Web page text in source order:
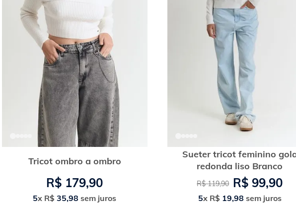
Tricot ombro a ombro
R$ 179,90
5x R$ 35,98 sem juros
Sueter tricot feminino
redonda liso Branco
R$ 119,90 R$ 99,90
5x R$ 19,98 sem juros